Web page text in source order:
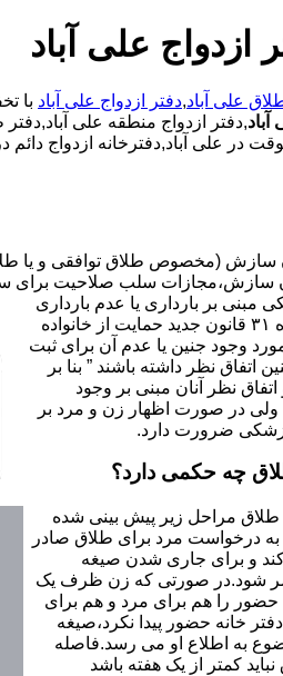
ازدواج علی آباد
علی آباد,دفتر ازدواج علی آباد با تخفیف ویژه
,دفتر ازدواج منطقه علی آباد,دفتر
موقت در علی آباد,دفترخانه ازدواج
سازش،مجازات سلب صلاحیت برای
مبنی بر بارداری یا عدم بارداری
زوجه را مطالبه و بایگانی نمایند.( ماده ۳۱ ) ماده ۳۱ قانون جدید حمایت از خانواده
وجود جنین یا عدم آن برای ثبت
نظر داشته باشند ” بنا بر
نظر آنان مبنی بر وجود
ولی در صورت اظهار زن و مرد بر
پزشکی ضرورت دارد.
چه حکمی دارد؟
مراحل زیر پیش بینی شده
درخواست مرد برای طلاق صادر
و برای جاری شدن صیغه
شود.در صورتی که زن ظرف یک
حضور را هم برای مرد و هم برای
خانه حضور پیدا نکرد،صیغه
به اطلاع او می رسد.فاصله
کمتر از یک هفته باشد